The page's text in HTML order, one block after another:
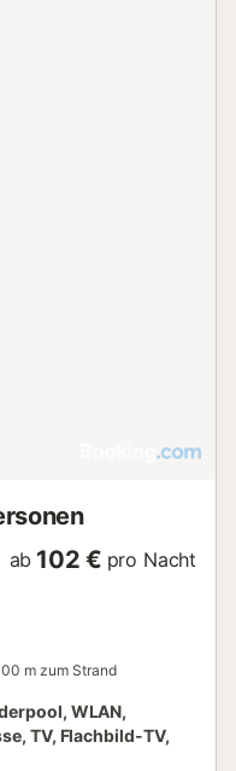
ab 102 € pro Nacht
m zum Strand
WLAN,
TV, Flachbild-TV,